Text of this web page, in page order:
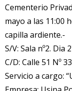
Cementerio
mayo a las 11:00
capilla ardiente.-
S/V: Sala nº2. Dia
C/D: Calle 51 Nº
Servicio a cargo: